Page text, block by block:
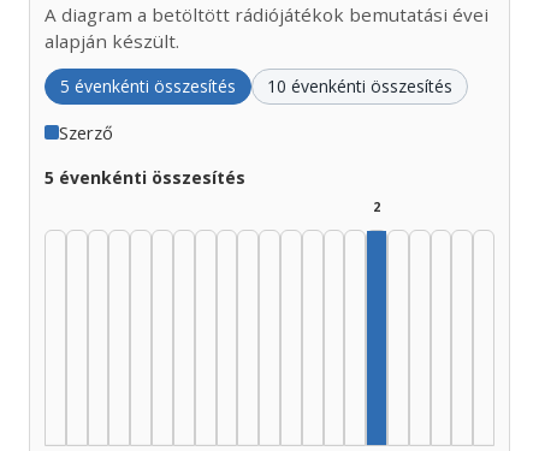
A diagram a betöltött rádiójátékok bemutatási évei
alapján készült.
5 évenkénti összesítés 10 évenkénti összesítés
Szerző
5 évenkénti összesítés
2